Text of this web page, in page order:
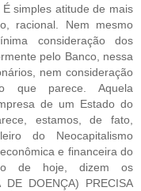
simples atitude de mais
racional. Nem mesmo
consideração dos
pelo Banco, nessa
nem consideração
que parece. Aquela
de um Estado do
estamos, de fato,
do Neocapitalismo
e financeira do
de hoje, dizem os
DE DOENÇA) PRECISA